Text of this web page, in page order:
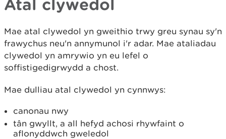
Atal clywedol
Mae atal clywedol yn gweithio trwy greu synau sy'n
frawychus neu'n annymunol i'r adar. Mae ataliadau
clywedol yn amrywio yn eu lefel o
soffistigedigrwydd a chost.
Mae dulliau atal clywedol yn cynnwys:
canonau nwy
tân gwyllt, a all hefyd achosi rhywfaint o
aflonyddwch gweledol